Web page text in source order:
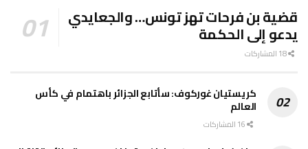
قضية بن فرحات تهز تونس… والجعايدي
يدعو إلى الحكمة
كريستيان غوركوف: سأتابع الجزائر باهتمام في كأس
العالم